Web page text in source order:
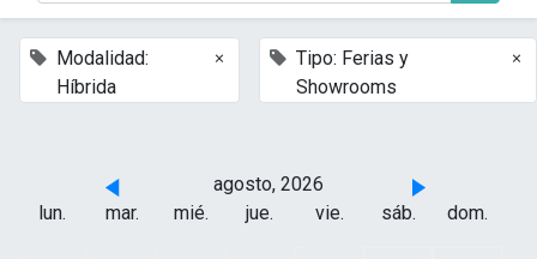
Modalidad:
Híbrida
×
Tipo: Ferias y
Showrooms
×
agosto, 2026
lun.
mar. mié. jue. vie. sáb. dom.